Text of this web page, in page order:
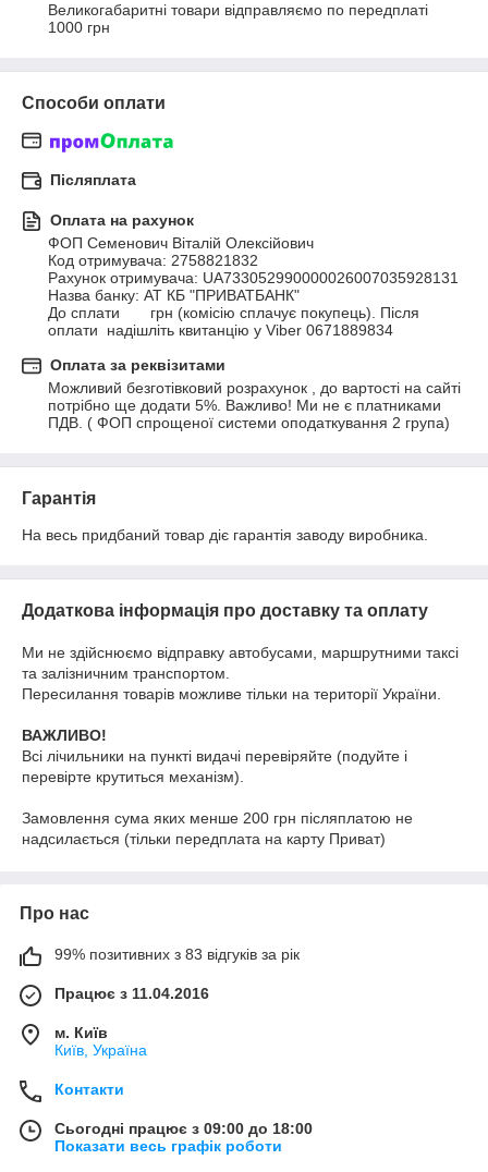
Великогабаритні товари відправляємо по передплаті
1000 грн
Способи оплати
Післяплата
Оплата на рахунок
ФОП Семенович Віталій Олексійович
Код отримувача: 2758821832
Рахунок отримувача: UA733052990000026007035928131
Назва банку: АТ КБ "ПРИВАТБАНК"
До сплати       грн (комісію сплачує покупець). Після
оплати  надішліть квитанцію у Viber 0671889834
Оплата за реквізитами
Можливий безготівковий розрахунок , до вартості на сайті
потрібно ще додати 5%. Важливо! Ми не є платниками
ПДВ. ( ФОП спрощеної системи оподаткування 2 група)
Гарантія
На весь придбаний товар діє гарантія заводу виробника.
Додаткова інформація про доставку та оплату
Ми не здійснюємо відправку автобусами, маршрутними таксі
та залізничним транспортом.
Пересилання товарів можливе тільки на території України.
ВАЖЛИВО!
Всі лічильники на пункті видачі перевіряйте (подуйте і
перевірте крутиться механізм).
Замовлення сума яких менше 200 грн післяплатою не
надсилається (тільки передплата на карту Приват)
Про нас
99% позитивних з 83 відгуків за рік
Працює з 11.04.2016
м. Київ
Київ, Україна
Контакти
Сьогодні працює з 09:00 до 18:00
Показати весь графік роботи